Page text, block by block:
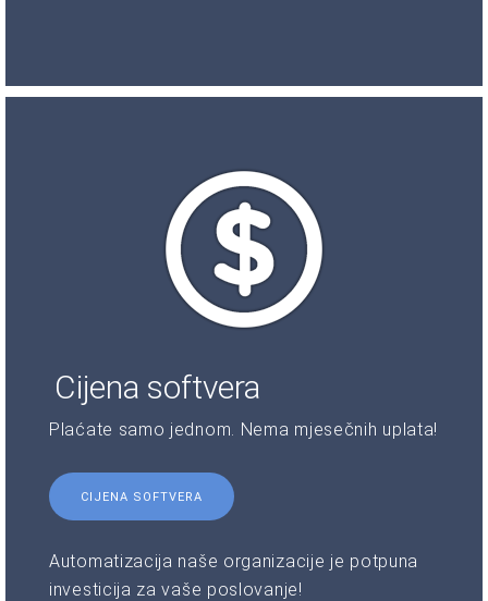
Cijena softvera
Plaćate samo jednom. Nema mjesečnih uplata!
CIJENA SOFTVERA
Automatizacija naše organizacije je potpuna
investicija za vaše poslovanje!